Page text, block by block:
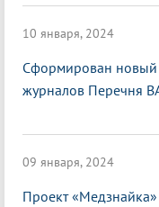
10 января, 2024
Cформирован новый
журналов Перечня
09 января, 2024
Проект